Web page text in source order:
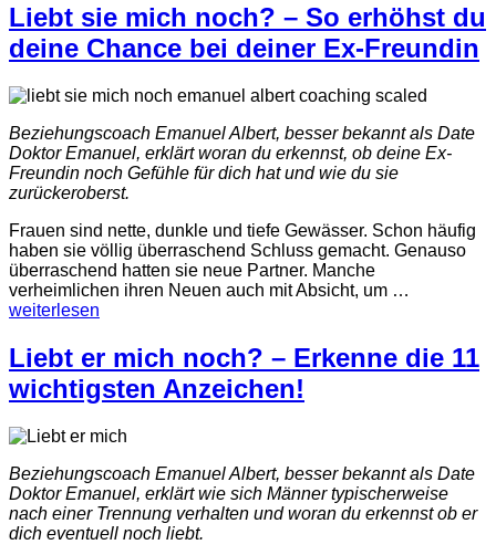
Liebt sie mich noch? – So erhöhst du
deine Chance bei deiner Ex-Freundin
Beziehungscoach Emanuel Albert, besser bekannt als Date
Doktor Emanuel, erklärt woran du erkennst, ob deine Ex-
Freundin noch Gefühle für dich hat und wie du sie
zurückeroberst.
Frauen sind nette, dunkle und tiefe Gewässer. Schon häufig
haben sie völlig überraschend Schluss gemacht. Genauso
überraschend hatten sie neue Partner. Manche
verheimlichen ihren Neuen auch mit Absicht, um …
weiterlesen
Liebt er mich noch? – Erkenne die 11
wichtigsten Anzeichen!
Beziehungscoach Emanuel Albert, besser bekannt als Date
Doktor Emanuel, erklärt wie sich Männer typischerweise
nach einer Trennung verhalten und woran du erkennst ob er
dich eventuell noch liebt.